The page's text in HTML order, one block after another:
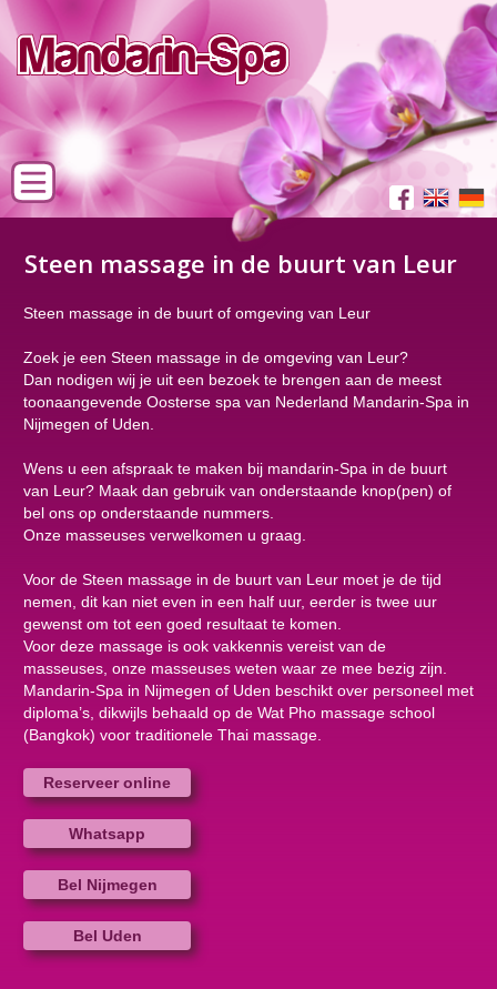
Steen massage in de buurt van Leur
Steen massage in de buurt of omgeving van Leur
Zoek je een Steen massage in de omgeving van Leur?
Dan nodigen wij je uit een bezoek te brengen aan de meest
toonaangevende Oosterse spa van Nederland Mandarin-Spa in
Nijmegen of Uden.
Wens u een afspraak te maken bij mandarin-Spa in de buurt
van Leur? Maak dan gebruik van onderstaande knop(pen) of
bel ons op onderstaande nummers.
Onze masseuses verwelkomen u graag.
Voor de Steen massage in de buurt van Leur moet je de tijd
nemen, dit kan niet even in een half uur, eerder is twee uur
gewenst om tot een goed resultaat te komen.
Voor deze massage is ook vakkennis vereist van de
masseuses, onze masseuses weten waar ze mee bezig zijn.
Mandarin-Spa in Nijmegen of Uden beschikt over personeel met
diploma’s, dikwijls behaald op de Wat Pho massage school
(Bangkok) voor traditionele Thai massage.
Reserveer online
Whatsapp
Bel Nijmegen
Bel Uden